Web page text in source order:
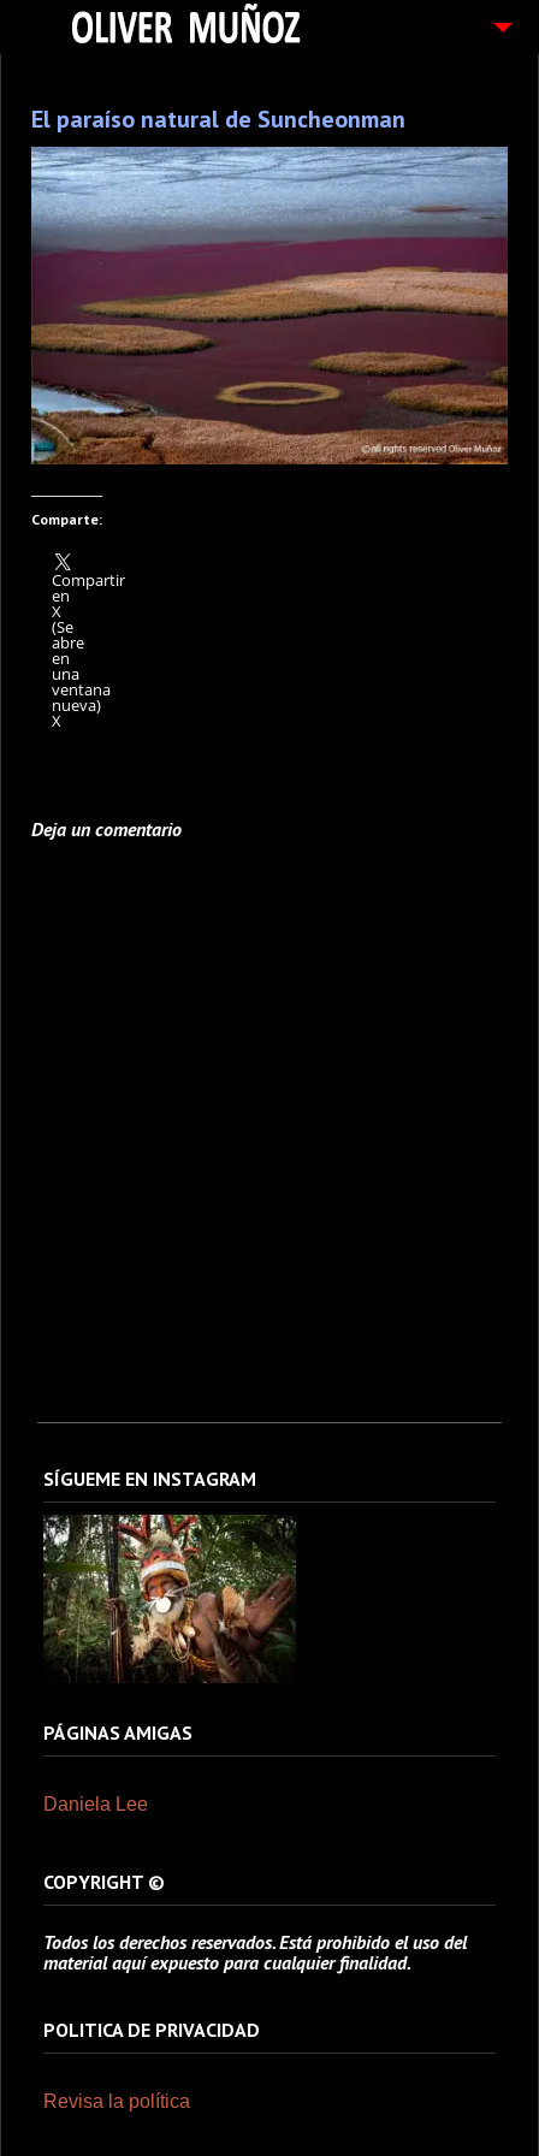
FOTOGRAFIAS
CONTACTO
PEDIDOS
El paraíso natural de Suncheonman
Comparte:
Compartir
en
X
(Se
abre
en
una
ventana
nueva)
X
Deja un comentario
SÍGUEME EN INSTAGRAM
PÁGINAS AMIGAS
Daniela Lee
COPYRIGHT ©
Todos los derechos reservados. Está prohibido el uso del
material aquí expuesto para cualquier finalidad.
POLITICA DE PRIVACIDAD
Revisa la política